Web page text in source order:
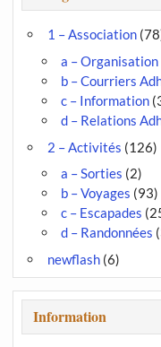
1 – Association
a – Organisation
b – Courriers
c – Information
d – Relations
2 – Activités (126)
a – Sorties (2)
b – Voyages (93)
c – Escapades
d – Randonnées
newflash(6)
Information